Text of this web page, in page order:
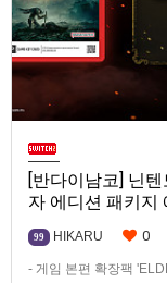
[반다이남코] 닌텐
자 에디션 패키지
99 HIKARU 0
- 게임 본편 확장팩